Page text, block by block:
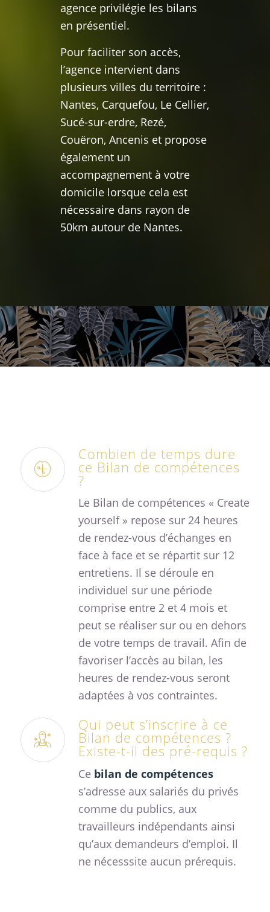
agence privilégie les bilans
en présentiel.
Pour faciliter son accès,
l’agence intervient dans
plusieurs villes du territoire :
Nantes, Carquefou, Le Cellier,
Sucé-sur-erdre, Rezé,
Couëron, Ancenis et propose
également un
accompagnement à votre
domicile lorsque cela est
nécessaire dans rayon de
50km autour de Nantes.
Combien de temps dure
ce Bilan de compétences
?
Le Bilan de compétences « Create
yourself » repose sur 24 heures
de rendez-vous d’échanges en
face à face et se répartit sur 12
entretiens. Il se déroule en
individuel sur une période
comprise entre 2 et 4 mois et
peut se réaliser sur ou en dehors
de votre temps de travail. Afin de
favoriser l’accès au bilan, les
heures de rendez-vous seront
adaptées à vos contraintes.
Qui peut s’inscrire à ce
Bilan de compétences ?
Existe-t-il des pré-requis ?
Ce bilan de compétences
s’adresse aux salariés du privés
comme du publics, aux
travailleurs indépendants ainsi
qu’aux demandeurs d’emploi. Il
ne nécesssite aucun prérequis.